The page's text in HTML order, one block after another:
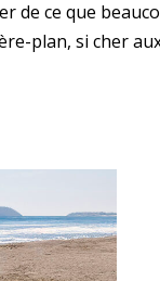
de ce que
plan, si cher